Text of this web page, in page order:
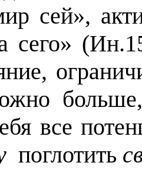
сей»,
сего»
все
поглотить